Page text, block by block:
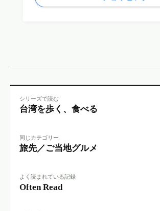
シリーズで読む
台湾を歩く、食べる
同じカテゴリー
旅先／ご当地グルメ
よく読まれている記録
Often Read